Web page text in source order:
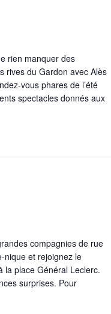
rien manquer des
rives du Gardon avec Alès
vous phares de l’été
spectacles donnés aux
compagnies de rue
nique et rejoignez le
la place Général Leclerc.
surprises. Pour